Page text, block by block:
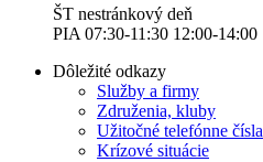
ŠT nestránkový deň
PIA 07:30-11:30 12:00-14:00
Dôležité odkazy
Služby a firmy
Združenia, kluby
Užitočné telefónne čísla
Krízové situácie